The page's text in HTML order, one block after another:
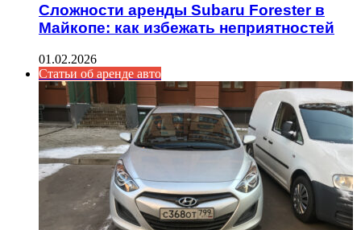
Сложности аренды Subaru Forester в
Майкопе: как избежать неприятностей
01.02.2026
Статьи об аренде авто